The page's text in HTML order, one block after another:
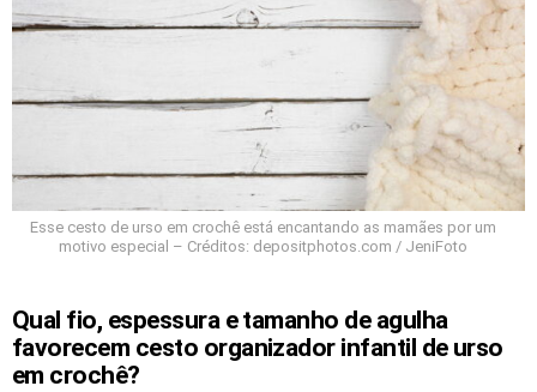
Esse cesto de urso em crochê está encantando as mamães por um
motivo especial – Créditos: depositphotos.com / JeniFoto
Qual fio, espessura e tamanho de agulha
favorecem cesto organizador infantil de urso
em crochê?